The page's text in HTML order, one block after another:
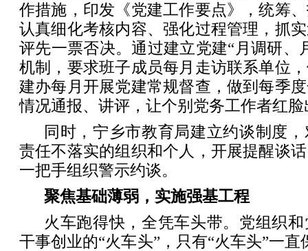
作措施，印发《党建工作要点》，统筹
认真细化考核内容、强化过程管理，抓
评先一票否决。通过建立党建“月调研、
机制，要求班子成员每月走访联系单位
建办每月开展党建常规督查，做到每季
情况通报、讲评，让个别党务工作者红脸
同时，宁乡市教育局建立约谈制度
责任不落实的组织和个人，开展提醒谈
一把手组织警示约谈。
聚焦基础薄弱，实施强基工程
火车跑得快，全凭车头带。党组织
干事创业的“火车头”，只有“火车头”一